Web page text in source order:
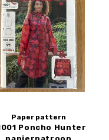
Paper pattern
Poncho Hunter